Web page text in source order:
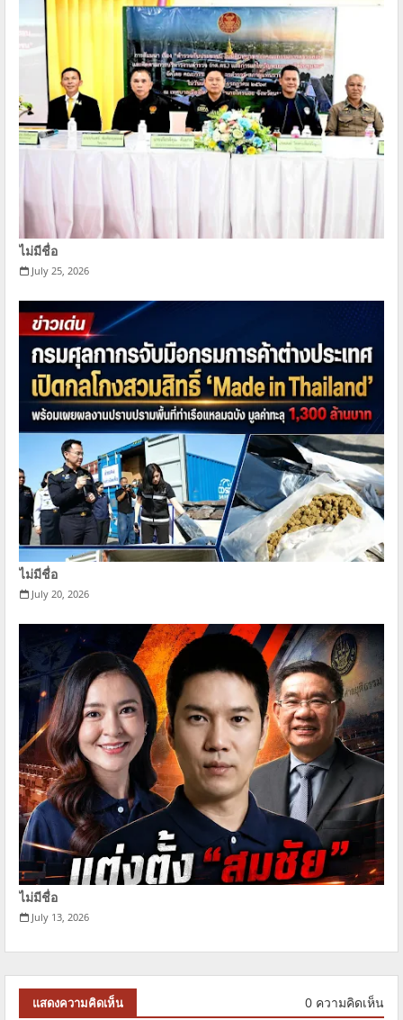
ไม่มีชื่อ
July 25, 2026
ไม่มีชื่อ
July 20, 2026
ไม่มีชื่อ
July 13, 2026
แสดงความคิดเห็น 0 ความคิดเห็น